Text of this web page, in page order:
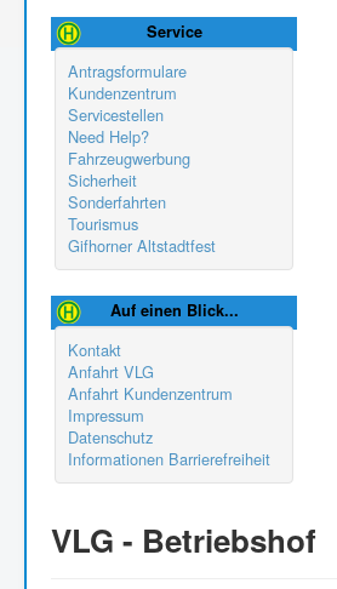
Service
Antragsformulare
Kundenzentrum
Servicestellen
Need Help?
Fahrzeugwerbung
Sicherheit
Sonderfahrten
Tourismus
Gifhorner Altstadtfest
Auf einen Blick...
Kontakt
Anfahrt VLG
Anfahrt Kundenzentrum
Impressum
Datenschutz
Informationen Barrierefreiheit
VLG - Betriebshof